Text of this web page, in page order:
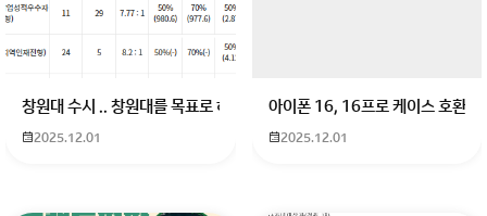
창원대 수시 .. 창원대를 목표로 하고 있는 09년생입니다 지금 제 내신이 5
2025.12.01
아이폰 16, 16프로 케이스 호환
2025.12.01